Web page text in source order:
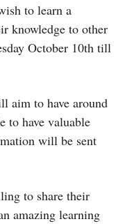
to learn a
knowledge to other
October 10th till
aim to have around
to have valuable
will be sent
to share their
amazing learning